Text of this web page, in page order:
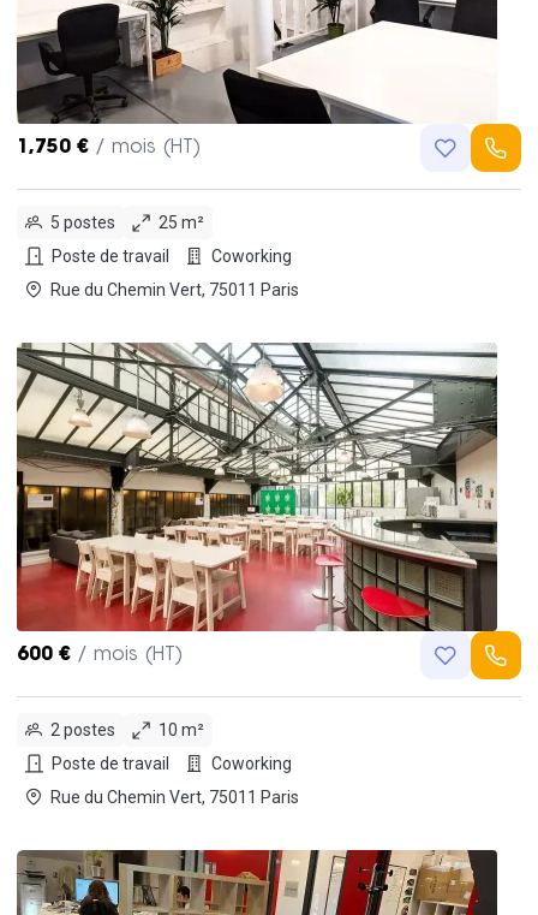
1,750 € / mois (HT)
5 postes
25 m²
Poste de travail
Coworking
Rue du Chemin Vert, 75011 Paris
600 € / mois (HT)
2 postes
10 m²
Poste de travail
Coworking
Rue du Chemin Vert, 75011 Paris